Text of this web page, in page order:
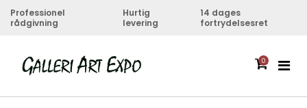
Professionel
rådgivning
Hurtig
levering
14 dages
fortrydelsesret
0